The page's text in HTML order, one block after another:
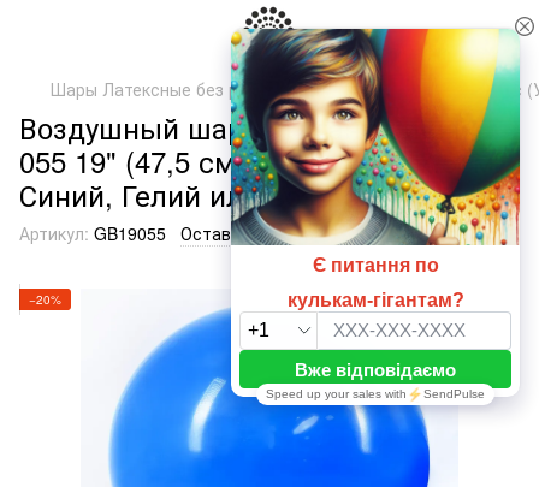
Шары Латексные без рисунка ТМ Артшоу Латекс Балунс
Воздушный шарик гигант Синий
055 19" (47,5 см), 1 шт., 19"/47.5см,
Синий, Гелий или воздух
Артикул: GB19055 Оставить отзыв
−20%